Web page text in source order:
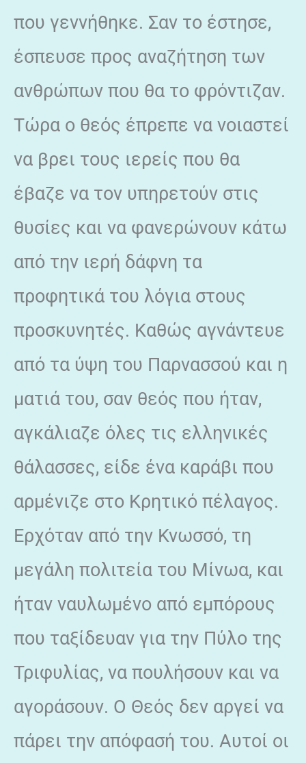
που γεννήθηκε. Σαν το έστησε,
έσπευσε προς αναζήτηση των
ανθρώπων που θα το φρόντιζαν.
Τώρα ο θεός έπρεπε να νοιαστεί
να βρει τους ιερείς που θα
έβαζε να τον υπηρετούν στις
θυσίες και να φανερώνουν κάτω
από την ιερή δάφνη τα
προφητικά του λόγια στους
προσκυνητές. Καθώς αγνάντευε
από τα ύψη του Παρνασσού και η
ματιά του, σαν θεός που ήταν,
αγκάλιαζε όλες τις ελληνικές
θάλασσες, είδε ένα καράβι που
αρμένιζε στο Κρητικό πέλαγος.
Ερχόταν από την Κνωσσό, τη
μεγάλη πολιτεία του Μίνωα, και
ήταν ναυλωμένο από εμπόρους
που ταξίδευαν για την Πύλο της
Τριφυλίας, να πουλήσουν και να
αγοράσουν. Ο Θεός δεν αργεί να
πάρει την απόφασή του. Αυτοί οι